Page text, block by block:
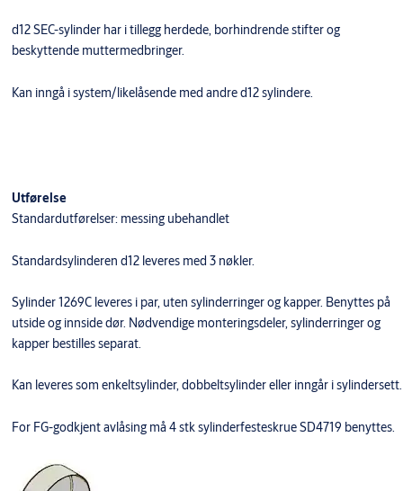
d12 SEC-sylinder har i tillegg herdede, borhindrende stifter og
beskyttende muttermedbringer.
​Kan inngå i system/likelåsende med andre d12 sylindere.
Utførelse
Standardutførelser: messing ubehandlet
Standardsylinderen d12 leveres med 3 nøkler.
Sylinder 1269C leveres i par, uten sylinderringer og kapper. Benyttes på
utside og innside dør. Nødvendige monteringsdeler, sylinderringer og
kapper bestilles separat.
Kan leveres som enkeltsylinder, dobbeltsylinder eller inngår i sylindersett.
For FG-godkjent avlåsing må 4 stk sylinderfesteskrue SD4719 benyttes.